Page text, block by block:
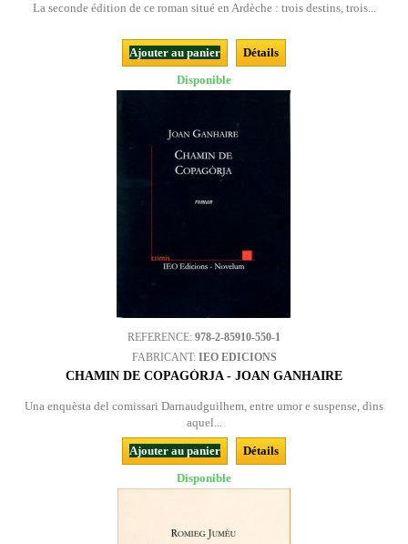
La seconde édition de ce roman situé en Ardèche : trois destins, trois...
Ajouter au panier
Détails
Disponible
REFERENCE: 978-2-85910-550-1
FABRICANT: IEO EDICIONS
CHAMIN DE COPAGÒRJA - JOAN GANHAIRE
Una enquèsta del comissari Darnaudguilhem, entre umor e suspense, dins
aquel...
Ajouter au panier
Détails
Disponible